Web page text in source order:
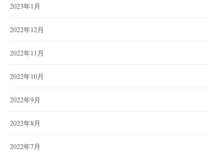
2023年1月
2022年12月
2022年11月
2022年10月
2022年9月
2022年8月
2022年7月